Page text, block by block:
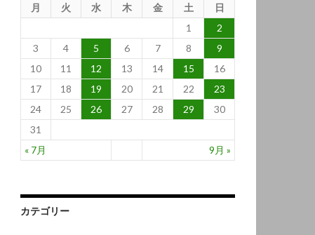
月 火 水 木 金 土 日
« 7月 9月 »
1
2
3
4 5 6 7 8
9
10
11 12 13 14 15
16
17
18 19 20 21 22
23
24
25 26 27 28 29
30
31
カテゴリー